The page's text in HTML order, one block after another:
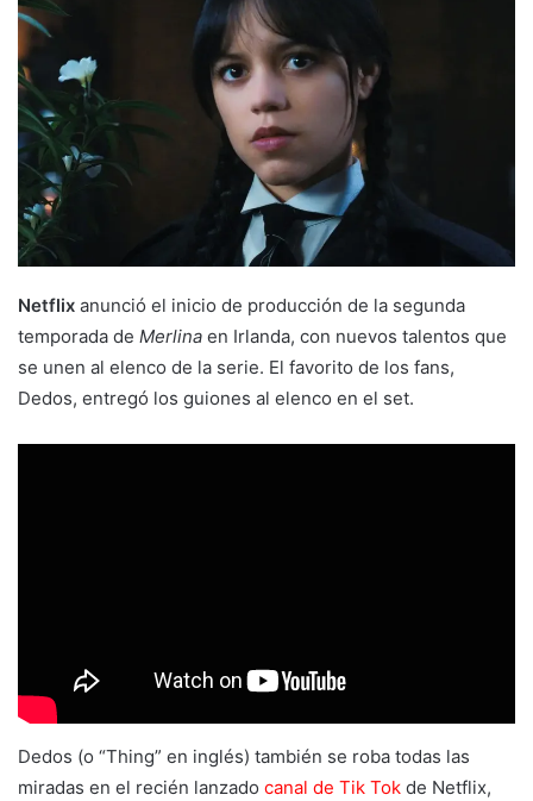
Netflix anunció el inicio de producción de la segunda
temporada de Merlina en Irlanda, con nuevos talentos que
se unen al elenco de la serie. El favorito de los fans,
Dedos, entregó los guiones al elenco en el set.
Dedos (o “Thing” en inglés) también se roba todas las
miradas en el recién lanzado canal de Tik Tok de Netflix,